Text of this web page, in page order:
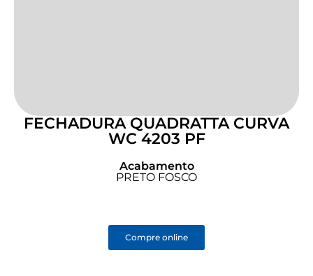
FECHADURA QUADRATTA CURVA
WC 4203 PF
Acabamento
PRETO FOSCO
Compre online